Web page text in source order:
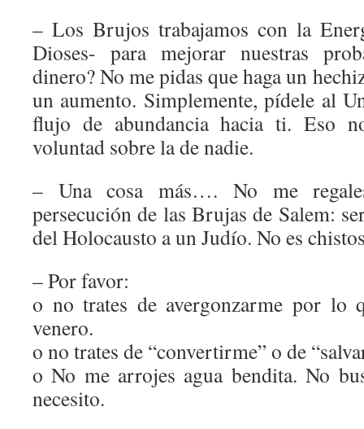
– Los Brujos trabajamos con la
Dioses- para mejorar nuestras
dinero? No me pidas que haga un
un aumento. Simplemente, pídele al
flujo de abundancia hacia ti. Eso
voluntad sobre la de nadie.
– Una cosa más…. No me
persecución de las Brujas de Salem:
del Holocausto a un Judío. No es
– Por favor:
o no trates de avergonzarme por
venero.
o no trates de “convertirme” o de
o No me arrojes agua bendita. No
necesito.